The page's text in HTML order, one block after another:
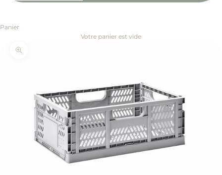
Panier
Votre panier est vide
Zoomer sur l'image